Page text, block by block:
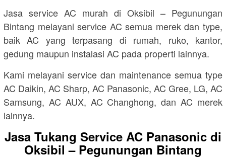
Jasa service AC murah di Oksibil – Pegunungan
Bintang melayani service AC semua merek dan type,
baik AC yang terpasang di rumah, ruko, kantor,
gedung maupun instalasi AC pada properti lainnya.
Kami melayani service dan maintenance semua type
AC Daikin, AC Sharp, AC Panasonic, AC Gree, LG, AC
Samsung, AC AUX, AC Changhong, dan AC merek
lainnya.
Jasa Tukang Service AC Panasonic di
Oksibil – Pegunungan Bintang